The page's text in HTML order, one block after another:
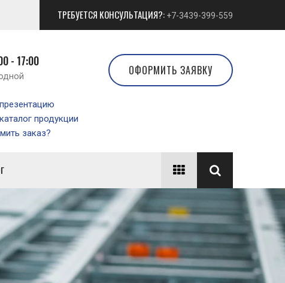
ТРЕБУЕТСЯ КОНСУЛЬТАЦИЯ?: +7-3439-399-559
- 17:00
продукции
заказ?
ОФОРМИТЬ ЗАЯВКУ